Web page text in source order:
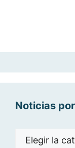
Noticias
Noticias